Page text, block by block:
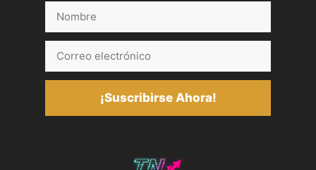
electrónico
¡Suscribirse Ahora!